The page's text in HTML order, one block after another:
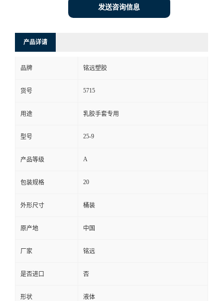
发送咨询信息
产品详请
品牌 铭远塑胶
货号 5715
用途 乳胶手套专用
型号 25-9
产品等级 A
包装规格 20
外形尺寸 桶装
原产地 中国
厂家 铭远
是否进口 否
形状 液体